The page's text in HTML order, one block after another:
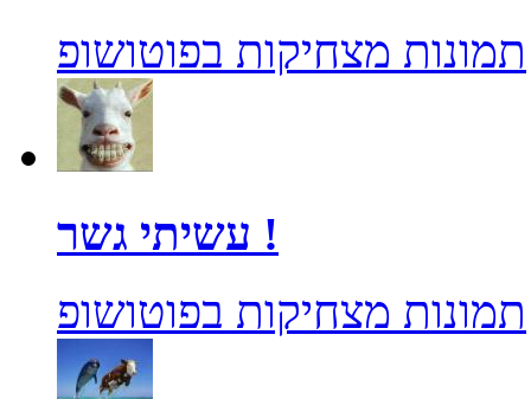
תמונות מצחיקות בפוטושופ
עשיתי גשר !
תמונות מצחיקות בפוטושופ